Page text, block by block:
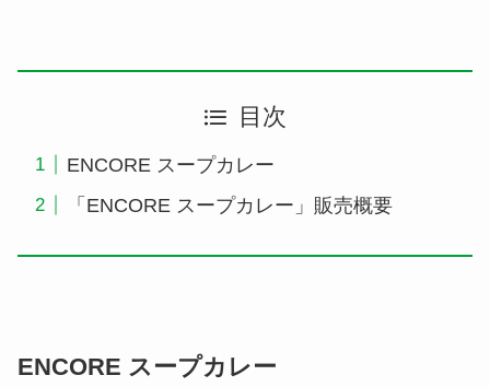
目次
ENCORE スープカレー
「ENCORE スープカレー」販売概要
ENCORE スープカレー